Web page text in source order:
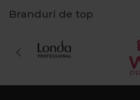
Branduri de top